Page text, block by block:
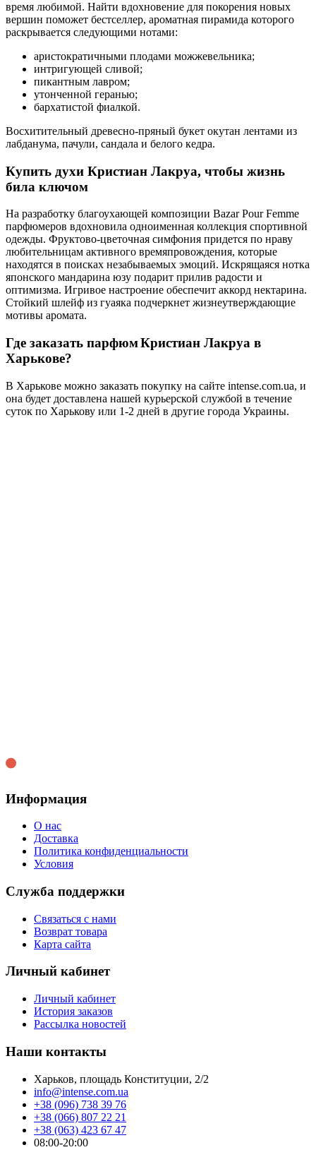
время любимой. Найти вдохновение для покорения новых
вершин поможет бестселлер, ароматная пирамида которого
раскрывается следующими нотами:
аристократичными плодами можжевельника;
интригующей сливой;
пикантным лавром;
утонченной геранью;
бархатистой фиалкой.
Восхитительный древесно-пряный букет окутан лентами из
лабданума, пачули, сандала и белого кедра.
Купить духи Кристиан Лакруа, чтобы жизнь
била ключом
На разработку благоухающей композиции Bazar Pour Femme
парфюмеров вдохновила одноименная коллекция спортивной
одежды. Фруктово-цветочная симфония придется по нраву
любительницам активного времяпровождения, которые
находятся в поисках незабываемых эмоций. Искрящаяся нотка
японского мандарина юзу подарит прилив радости и
оптимизма. Игривое настроение обеспечит аккорд нектарина.
Стойкий шлейф из гуаяка подчеркнет жизнеутверждающие
мотивы аромата.
Где заказать парфюмКристиан Лакруа в
Харькове?
В Харькове можно заказать покупку на сайте intense.com.ua, и
она будет доставлена нашей курьерской службой в течение
суток по Харькову или 1-2 дней в другие города Украины.
Информация
О нас
Доставка
Политика конфиденциальности
Условия
Служба поддержки
Связаться с нами
Возврат товара
Карта сайта
Личный кабинет
Личный кабинет
История заказов
Рассылка новостей
Наши контакты
Харьков, площадь Конституции, 2/2
info@intense.com.ua
+38 (096) 738 39 76
+38 (066) 807 22 21
+38 (063) 423 67 47
08:00-20:00